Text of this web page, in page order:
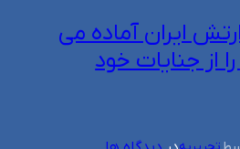
ایران آماده می
از جنایات خود